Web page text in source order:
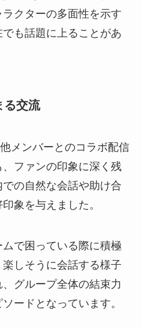
クターの多面性を示す
も話題に上ることがあ
る交流
メンバーとのコラボ配信
ファンの印象に深く残
の自然な会話や助け合
象を与えました。
で困っている際に積極
しそうに会話する様子
グループ全体の結束力
ードとなっています。